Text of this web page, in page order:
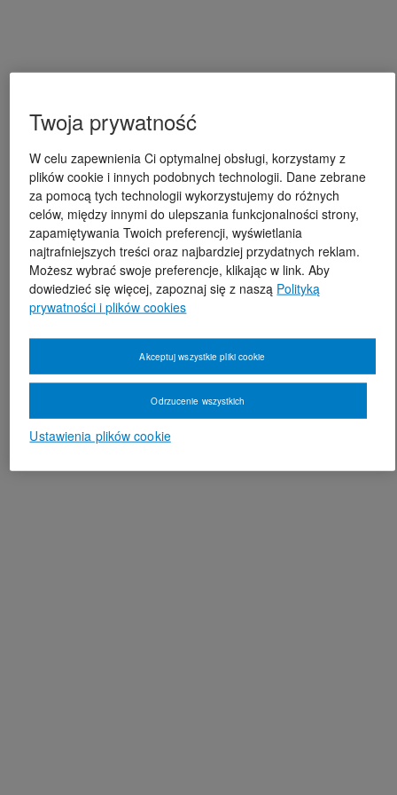
Twoja prywatność
W celu zapewnienia Ci optymalnej obsługi, korzystamy z
plików cookie i innych podobnych technologii. Dane zebrane
za pomocą tych technologii wykorzystujemy do różnych
celów, między innymi do ulepszania funkcjonalności strony,
zapamiętywania Twoich preferencji, wyświetlania
najtrafniejszych treści oraz najbardziej przydatnych reklam.
Możesz wybrać swoje preferencje, klikając w link. Aby
dowiedzieć się więcej, zapoznaj się z naszą Polityką
prywatności i plików cookies
Ustawienia plików cookie
Odrzucenie wszystkich
Akceptuj wszystkie pliki cookie